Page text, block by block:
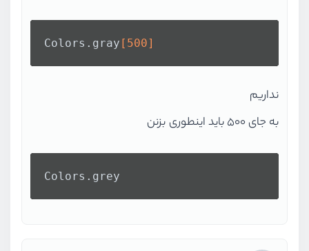
Colors .gray [500]
نداریم
به جای 500 باید اینطوری بزنن
Colors.grey